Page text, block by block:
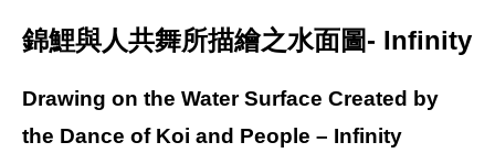
錦鯉與人共舞所描繪之水面圖- Infinity
Drawing on the Water Surface Created by
the Dance of Koi and People – Infinity